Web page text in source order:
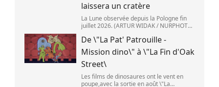
laissera un cratère
La Lune observée depuis la Pologne fin
juillet 2026. (ARTUR WIDAK / NURPHOTO
SpaceX doit s\'écraser accidentellement
sur la Lune,mercredi 5 août. Cette coll
De \"La Pat' Patrouille -
Mission dino\" à \"La Fin d'Oak
Street\
Les films de dinosaures ont le vent en
poupe,avec la sortie en août \"La